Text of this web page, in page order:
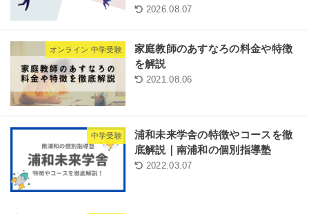
2026.08.07
オンライン 中学受験
家庭教師のあすなろの料金や特徴
を解説
2021.08.06
中学受験
浦和未来学舎の特徴やコースを徹
底解説｜南浦和の個別指導塾
2022.03.07